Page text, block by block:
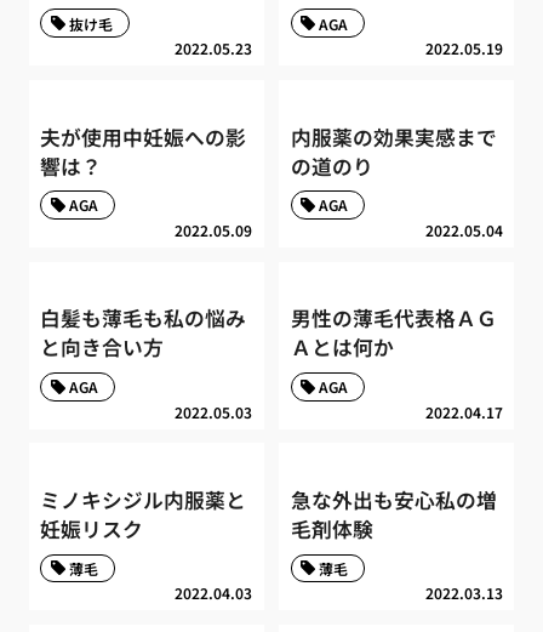
2022.05.23
抜け毛
2022.05.19
AGA
夫が使用中妊娠への影
響は？
2022.05.09
AGA
内服薬の効果実感まで
の道のり
2022.05.04
AGA
白髪も薄毛も私の悩み
と向き合い方
2022.05.03
AGA
男性の薄毛代表格ＡＧ
Ａとは何か
2022.04.17
AGA
ミノキシジル内服薬と
妊娠リスク
2022.04.03
薄毛
急な外出も安心私の増
毛剤体験
2022.03.13
薄毛